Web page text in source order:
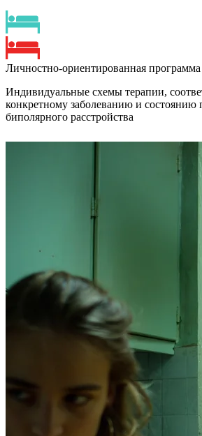
Личностно-ориентированная программа
Индивидуальные схемы терапии,
конкретному заболеванию и
биполярного расстройства